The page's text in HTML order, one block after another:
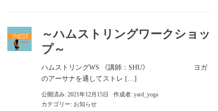
～ハムストリングワークショッ
プ～
ハムストリングWS 《講師：SHU》 ヨガ
のアーサナを通してストレ […]
公開済み: 2021年12月15日 作成者: yard_yoga
カテゴリー: お知らせ